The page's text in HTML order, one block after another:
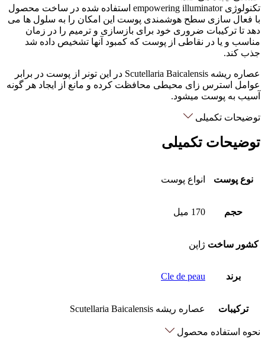
تکنولوژی empowering illuminator استفاده شده در ساخت محصول
با فعال سازی سطح هوشمندی پوست این امکان را به سلول ها می
دهد تا ترکیبات ضروری خود برای بازسازی و ترمیم را در زمان
مناسب و یا در نقاطی از پوست که کمبود آنها تشخیص داده شد
جذب کند.
عصاره ریشه Scutellaria Baicalensis در این تونر از پوست در برابر
عوامل استرس زای محیطی محافظت کرده و مانع از ایجاد هر گونه
آسیب به پوست ميشود.
توضیحات تکمیلی
توضیحات تکمیلی
نوع پوست انواع پوست
حجم 170 میل
کشور ساخت ژاپن
برند Cle de peau
ترکیبات عصاره ریشه Scutellaria Baicalensis
نحوه استفاده محصول